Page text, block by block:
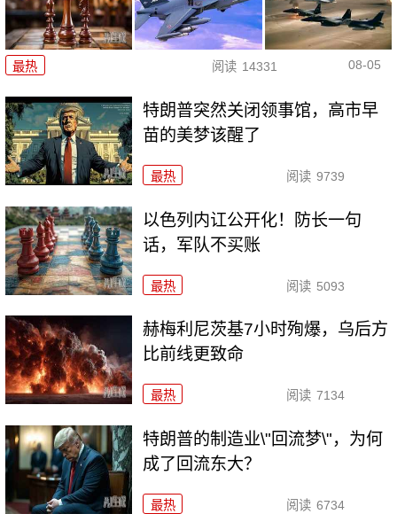
最热 阅读 14331 08-05
特朗普突然关闭领事馆，高市早
苗的美梦该醒了
最热 阅读 9739
以色列内讧公开化！防长一句
话，军队不买账
最热 阅读 5093
赫梅利尼茨基7小时殉爆，乌后方
比前线更致命
最热 阅读 7134
特朗普的制造业\"回流梦\"，为何
成了回流东大？
最热 阅读 6734